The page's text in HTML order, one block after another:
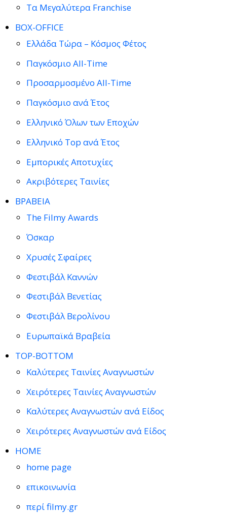
Τα Μεγαλύτερα Franchise
BOX-OFFICE
Ελλάδα Τώρα – Κόσμος Φέτος
Παγκόσμιο All-Time
Προσαρμοσμένο All-Time
Παγκόσμιο ανά Έτος
Ελληνικό Όλων των Εποχών
Ελληνικό Top ανά Έτος
Εμπορικές Αποτυχίες
Ακριβότερες Ταινίες
ΒΡΑΒΕΙΑ
The Filmy Awards
Όσκαρ
Χρυσές Σφαίρες
Φεστιβάλ Καννών
Φεστιβάλ Βενετίας
Φεστιβάλ Βερολίνου
Ευρωπαϊκά Βραβεία
TOP-BOTTOM
Καλύτερες Ταινίες Αναγνωστών
Χειρότερες Ταινίες Αναγνωστών
Καλύτερες Αναγνωστών ανά Είδος
Χειρότερες Αναγνωστών ανά Είδος
HOME
home page
επικοινωνία
περί filmy.gr